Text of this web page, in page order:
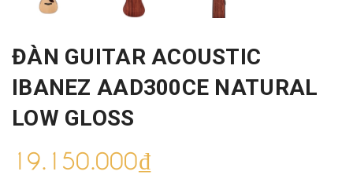
ĐÀN GUITAR ACOUSTIC
IBANEZ AAD300CE NATURAL
LOW GLOSS
19.150.000₫